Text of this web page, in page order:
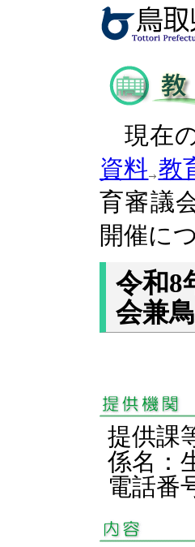
現在の
資料 教
育審議
開催に
令和8
会兼
提供課
係名：
電話番